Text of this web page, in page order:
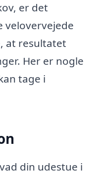
er det
velovervejede
at resultatet
Her er nogle
tage i
din udestue i